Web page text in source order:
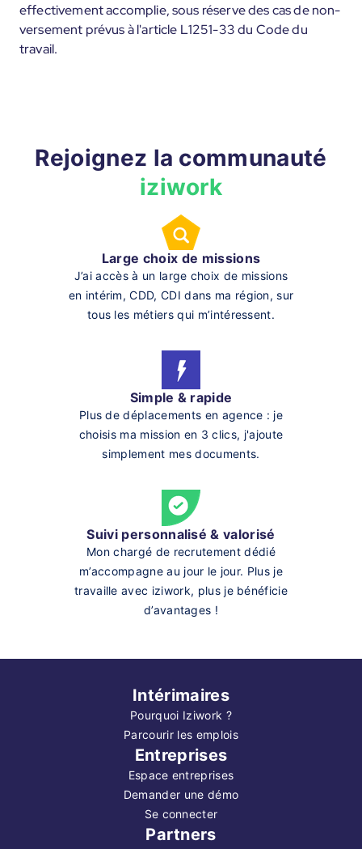
effectivement accomplie, sous réserve des cas de non-
versement prévus à l'article L1251-33 du Code du
travail.
Rejoignez la communauté
iziwork
Large choix de missions
J’ai accès à un large choix de missions
en intérim, CDD, CDI dans ma région, sur
tous les métiers qui m’intéressent.
Simple & rapide
Plus de déplacements en agence : je
choisis ma mission en 3 clics, j'ajoute
simplement mes documents.
Suivi personnalisé & valorisé
Mon chargé de recrutement dédié
m’accompagne au jour le jour. Plus je
travaille avec iziwork, plus je bénéficie
d’avantages !
Intérimaires
Pourquoi Iziwork ?
Parcourir les emplois
Entreprises
Espace entreprises
Demander une démo
Se connecter
Partners